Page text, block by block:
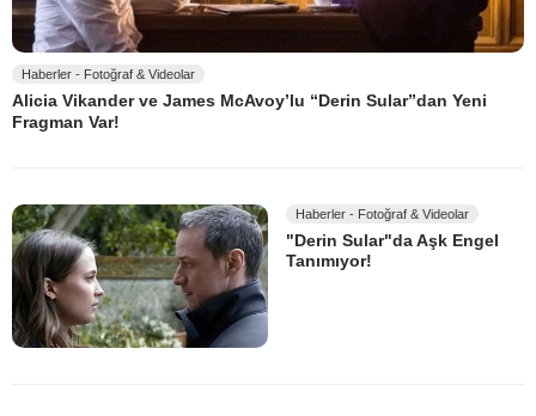
Haberler - Fotoğraf & Videolar
Alicia Vikander ve James McAvoy’lu “Derin Sular”dan Yeni
Fragman Var!
Haberler - Fotoğraf & Videolar
"Derin Sular"da Aşk Engel
Tanımıyor!